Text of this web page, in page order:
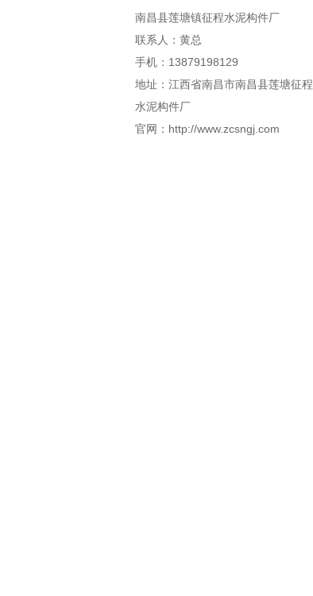
南昌县莲塘镇征程水泥构件厂
联系人：黄总
手机： 13879198129
地址：江西省南昌市南昌县莲塘征程
水泥构件厂
官网： http://www.zcsngj.com